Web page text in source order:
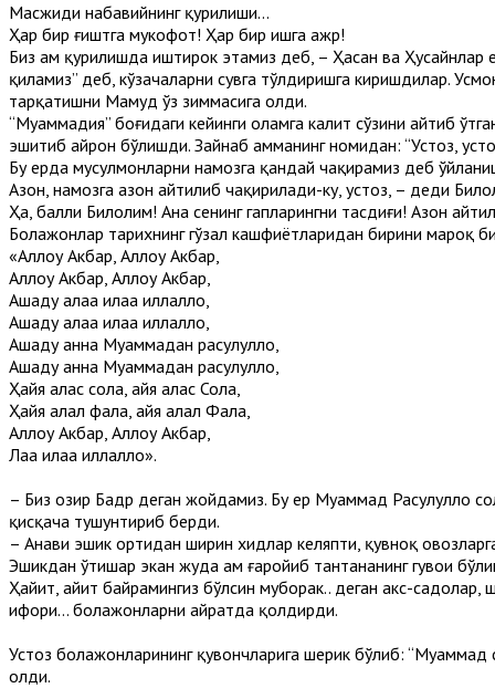
Масжиди набавийнинг қурилиши...
Ҳар бир ғиштга мукофот! Ҳар бир ишга ажр!
Биз ҳам қурилишда иштирок этамиз деб, – Ҳасан ва
қиламиз” деб, кўзачаларни сувга тўлдиришга киришдилар.
тарқатишни Маҳмуд ўз зиммасига олди.
“Муҳаммадия” боғидаги кейинги оламга калит сўзини айтиб
эшитиб ҳайрон бўлишди. Зайнаб ҳамманинг номидан: “Устоз,
Бу ерда мусулмонларни намозга қандай чақирамиз деб
Азон, намозга азон айтилиб чақирилади-ку, устоз, – деди
Ҳа, балли Билолим! Ана сенинг гапларингни тасдиғи! Азон
Болажонлар тарихнинг гўзал кашфиётларидан бирини мароқ
«Аллоҳу Акбар, Аллоҳу Акбар,
Аллоҳу Акбар, Аллоҳу Акбар,
Ашҳаду алаа илаҳа иллаллоҳ,
Ашҳаду алаа илаҳа иллаллоҳ,
Ашҳаду анна Муҳаммадан расулуллоҳ,
Ашҳаду анна Муҳаммадан расулуллоҳ,
Ҳайя алас сола, ҳайя алас Сола,
Ҳайя алал фалаҳ, ҳайя алал Фалаҳ,
Аллоҳу Акбар, Аллоҳу Акбар,
Лаа илаҳа иллаллоҳ».
– Биз ҳозир Бадр деган жойдамиз. Бу ер Муҳаммад Расулуллоҳ
қисқача тушунтириб берди.
– Анави эшик ортидан ширин хидлар келяпти, қувноқ
Эшикдан ўтишар экан жуда ҳам ғаройиб тантананинг гувоҳи
Ҳайит, ҳайит байрамингиз бўлсин муборак.. деган акс-садолар,
ифори... болажонларни ҳайратда қолдирди.
Устоз болажонларининг қувончларига шерик бўлиб:
олди.